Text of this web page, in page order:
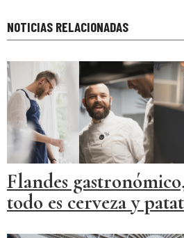
NOTICIAS RELACIONADAS
Flandes
todo es cerveza y